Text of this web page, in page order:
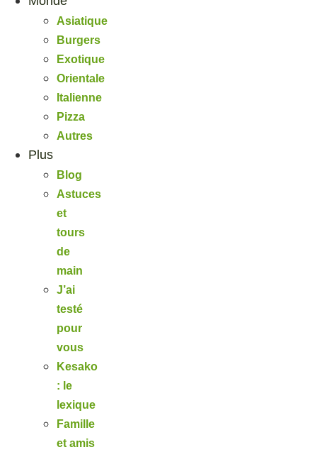
Asiatique
Burgers
Exotique
Orientale
Italienne
Pizza
Autres
Plus
Blog
Astuces
et
tours
de
main
J’ai
testé
pour
vous
Kesako
: le
lexique
Famille
et amis